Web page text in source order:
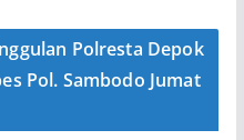
Polresta Depok
Pol. Sambodo Jumat